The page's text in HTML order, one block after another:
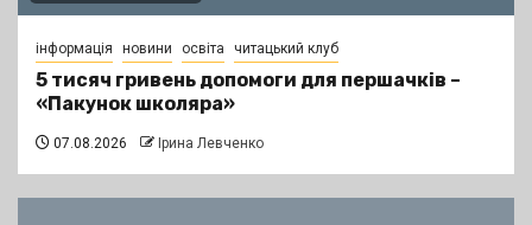
інформація новини освіта читацький клуб
5 тисяч гривень допомоги для першачків –
«Пакунок школяра»
07.08.2026 Ірина Левченко